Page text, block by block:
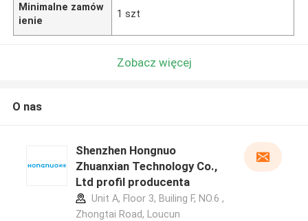
Minimalne zamów
ienie
1 szt
Zobacz więcej
O nas
Shenzhen Hongnuo
Zhuanxian Technology Co.,
Ltd profil producenta
Unit A, Floor 3, Builing F, NO.6 ,
Zhongtai Road, Loucun